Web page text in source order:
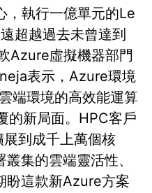
，執行一億單元的Le
超越過去未曾達到
Azure虛擬機器部門
表示，Azure環境
端環境的高效能運算
的新局面。HPC客戶
到成千上萬個核
集的雲端靈活性、
盼這款新Azure方案